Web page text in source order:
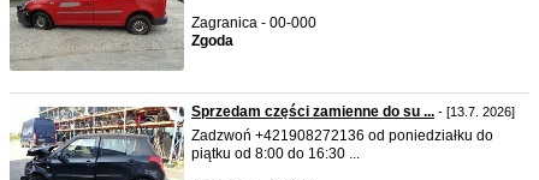
Zagranica - 00-000
Zgoda
Sprzedam części zamienne do su ... - [13.7. 2026]
Zadzwoń +421908272136 od poniedziałku do
piątku od 8:00 do 16:30 ...